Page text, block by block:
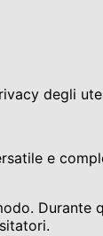
degli
e
Durante